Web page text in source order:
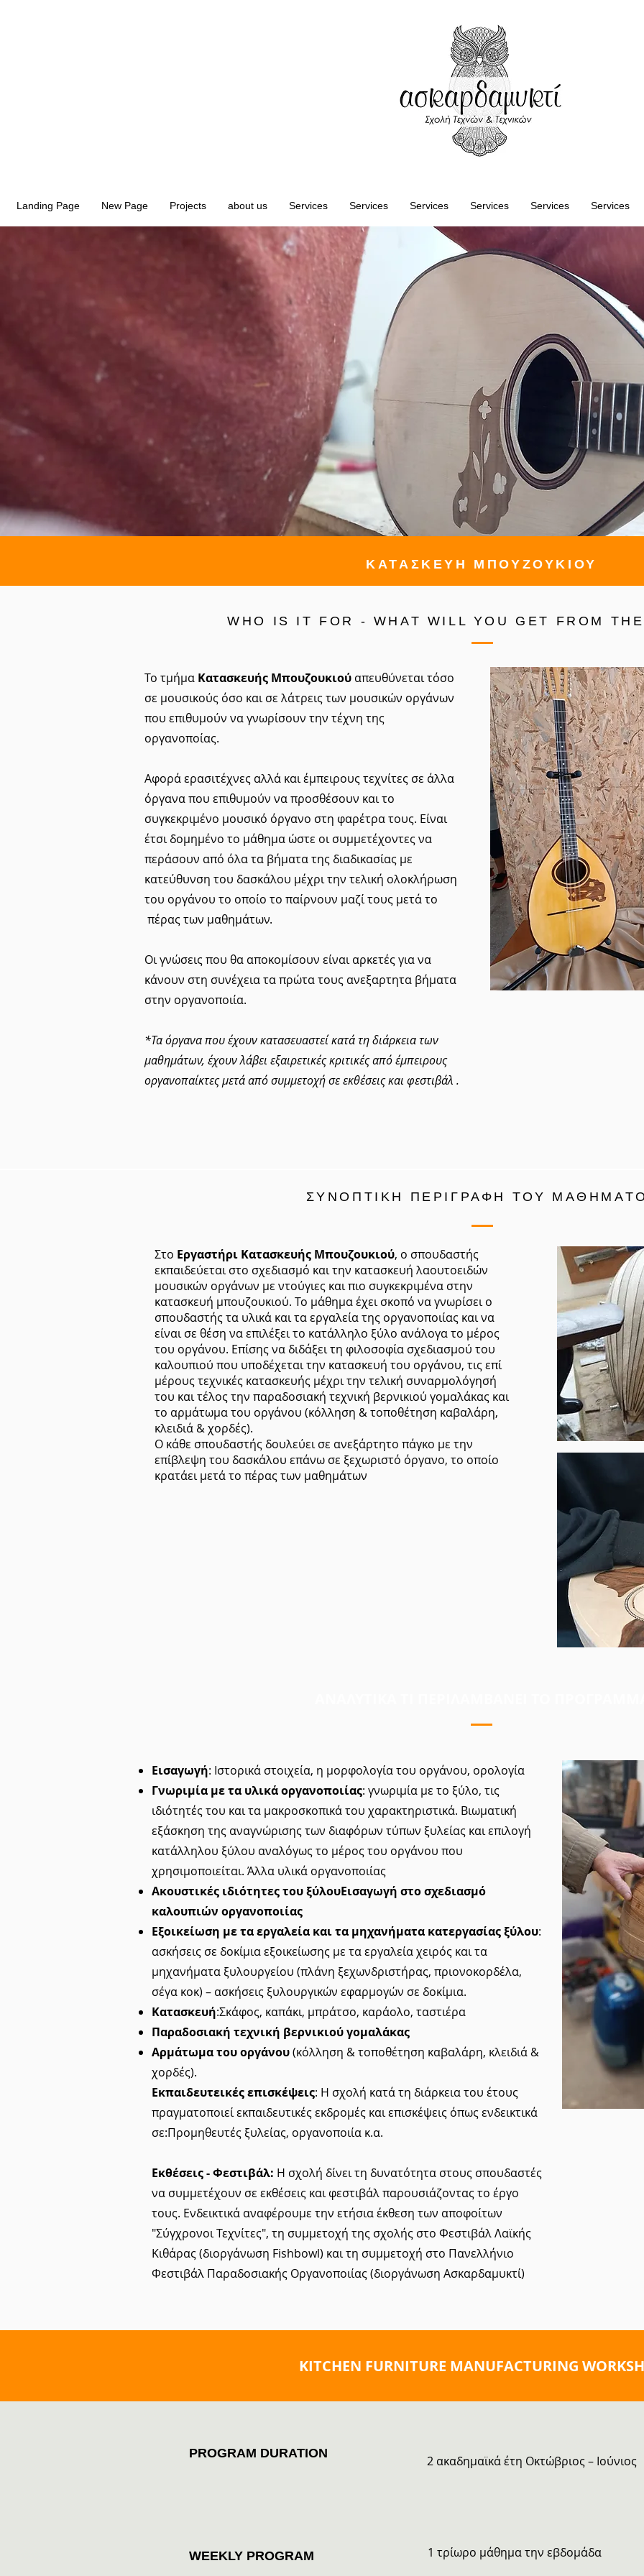
Landing Page New Page Projects about us Services Services Services Services Services Services
ΚΑΤΑΣΚΕΥΗ ΜΠΟΥΖΟΥΚΙΟΥ
WHO IS IT FOR - WHAT WILL YOU GET FROM
Το τμήμα Κατασκευής Μπουζουκιού απευθύνεται τόσο
σε μουσικούς όσο και σε λάτρεις των μουσικών οργάνων
που επιθυμούν να γνωρίσουν την τέχνη της
οργανοποίας.
Αφορά ερασιτέχνες αλλά και έμπειρους τεχνίτες σε άλλα
όργανα που επιθυμούν να προσθέσουν και το
συγκεκριμένο μουσικό όργανο στη φαρέτρα τους. Είναι
έτσι δομημένο το μάθημα ώστε οι συμμετέχοντες να
περάσουν από όλα τα βήματα της διαδικασίας με
κατεύθυνση του δασκάλου μέχρι την τελική ολοκλήρωση
του οργάνου το οποίο το παίρνουν μαζί τους μετά το
πέρας των μαθημάτων.
Οι γνώσεις που θα αποκομίσουν είναι αρκετές για να
κάνουν στη συνέχεια τα πρώτα τους ανεξαρτητα βήματα
στην οργανοποιία.
*Τα όργανα που έχουν κατασευαστεί κατά τη διάρκεια των
μαθημάτων, έχουν λάβει εξαιρετικές κριτικές από έμπειρους
οργανοπαίκτες μετά από συμμετοχή σε εκθέσεις και φεστιβάλ .
ΣΥΝΟΠΤΙΚΗ ΠΕΡΙΓΡΑΦΗ ΤΟΥ
Στο Εργαστήρι Κατασκευής Μπουζουκιού, ο σπουδαστής
εκπαιδεύεται στο σχεδιασμό και την κατασκευή λαουτοειδών
μουσικών οργάνων με ντούγιες και πιο συγκεκριμένα στην
κατασκευή μπουζουκιού. Το μάθημα έχει σκοπό να γνωρίσει ο
σπουδαστής τα υλικά και τα εργαλεία της οργανοποιίας και να
είναι σε θέση να επιλέξει το κατάλληλο ξύλο ανάλογα το μέρος
του οργάνου. Επίσης να διδάξει τη φιλοσοφία σχεδιασμού του
καλουπιού που υποδέχεται την κατασκευή του οργάνου, τις επί
μέρους τεχνικές κατασκευής μέχρι την τελική συναρμολόγησή
του και τέλος την παραδοσιακή τεχνική βερνικιού γομαλάκας και
το αρμάτωμα του οργάνου (κόλληση & τοποθέτηση καβαλάρη,
κλειδιά & χορδές).
Ο κάθε σπουδαστής δουλεύει σε ανεξάρτητο πάγκο με την
επίβλεψη του δασκάλου επάνω σε ξεχωριστό όργανο, το οποίο
κρατάει μετά το πέρας των μαθημάτων
Εισαγωγή: Ιστορικά στοιχεία, η μορφολογία του οργάνου, ορολογία
Γνωριμία με τα υλικά οργανοποιίας: γνωριμία με το ξύλο, τις
ιδιότητές του και τα μακροσκοπικά του χαρακτηριστικά. Βιωματική
εξάσκηση της αναγνώρισης των διαφόρων τύπων ξυλείας και επιλογή
κατάλληλου ξύλου αναλόγως το μέρος του οργάνου που
χρησιμοποιείται. Άλλα υλικά οργανοποιίας
Ακουστικές ιδιότητες του ξύλουΕισαγωγή στο σχεδιασμό
καλουπιών οργανοποιίας
Εξοικείωση με τα εργαλεία και τα μηχανήματα κατεργασίας ξύλου:
ασκήσεις σε δοκίμια εξοικείωσης με τα εργαλεία χειρός και τα
μηχανήματα ξυλουργείου (πλάνη ξεχωνδριστήρας, πριονοκορδέλα,
σέγα κοκ) – ασκήσεις ξυλουργικών εφαρμογών σε δοκίμια.
Κατασκευή:Σκάφος, καπάκι, μπράτσο, καράολο, ταστιέρα
Παραδοσιακή τεχνική βερνικιού γομαλάκας
Αρμάτωμα του οργάνου(κόλληση & τοποθέτηση καβαλάρη, κλειδιά &
χορδές).
Εκπαιδευτεικές επισκέψεις: Η σχολή κατά τη διάρκεια του έτους
πραγματοποιεί εκπαιδευτικές εκδρομές και επισκέψεις όπως ενδεικτικά
σε:Προμηθευτές ξυλείας, οργανοποιία κ.α.
Εκθέσεις - Φεστιβάλ: Η σχολή δίνει τη δυνατότητα στους σπουδαστές
να συμμετέχουν σε εκθέσεις και φεστιβάλ παρουσιάζοντας το έργο
τους. Ενδεικτικά αναφέρουμε την ετήσια έκθεση των αποφοίτων
"Σύγχρονοι Τεχνίτες", τη συμμετοχή της σχολής στο Φεστιβάλ Λαϊκής
Κιθάρας (διοργάνωση Fishbowl) και τη συμμετοχή στο Πανελλήνιο
Φεστιβάλ Παραδοσιακής Οργανοποιίας (διοργάνωση Ασκαρδαμυκτί)
KITCHEN FURNITURE MANUFACTURING
PROGRAM DURATION 2 ακαδημαϊκά έτη Οκτώβριος – Ιούνιος
WEEKLY PROGRAM 1 τρίωρο μάθημα την εβδομάδα